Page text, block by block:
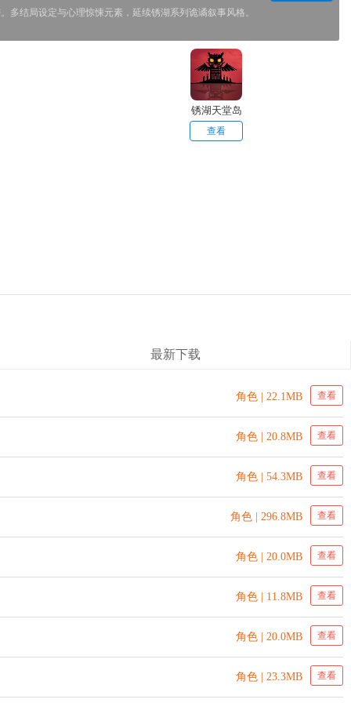
结局设定与心理惊悚元素，延续锈湖系列诡谲叙事风格。
锈湖天堂岛
中文版
查看
最新下载
角色 | 22.1MB 查看
角色 | 20.8MB 查看
角色 | 54.3MB 查看
角色 | 296.8MB 查看
角色 | 20.0MB 查看
角色 | 11.8MB 查看
角色 | 20.0MB 查看
角色 | 23.3MB 查看